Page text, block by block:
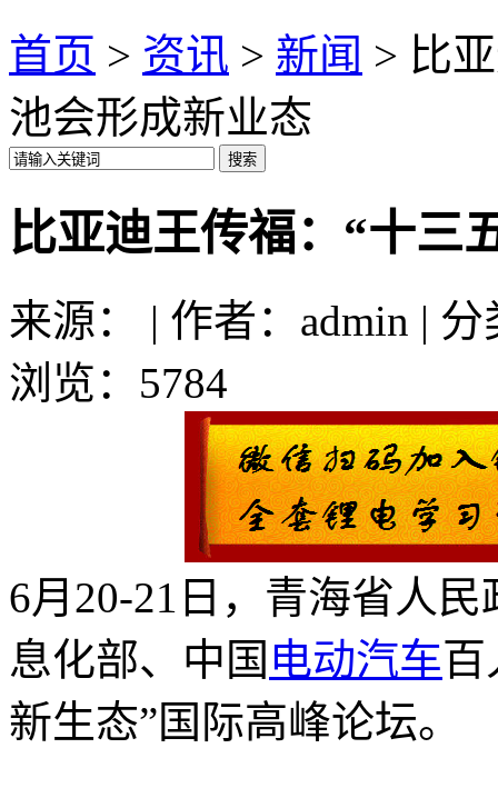
首页 > 资讯 > 新闻 > 比
池会形成新业态
比亚迪王传福：“十三
来源： | 作者：admin | 分
浏览：5784
6月20-21日，青海省人
息化部、中国 电动汽车百
新生态”国际高峰论坛。